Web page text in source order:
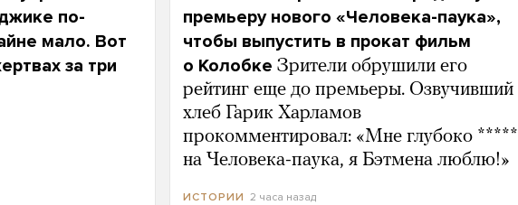
по-
мало. Вот
за три
премьеру нового «Человека-паука»,
чтобы выпустить в прокат фильм
о Колобке Зрители обрушили его
рейтинг еще до премьеры. Озвучивший
хлеб Гарик Харламов
прокомментировал: «Мне глубоко *****
на Человека-паука, я Бэтмена люблю!»
ИСТОРИИ 2 часа назад